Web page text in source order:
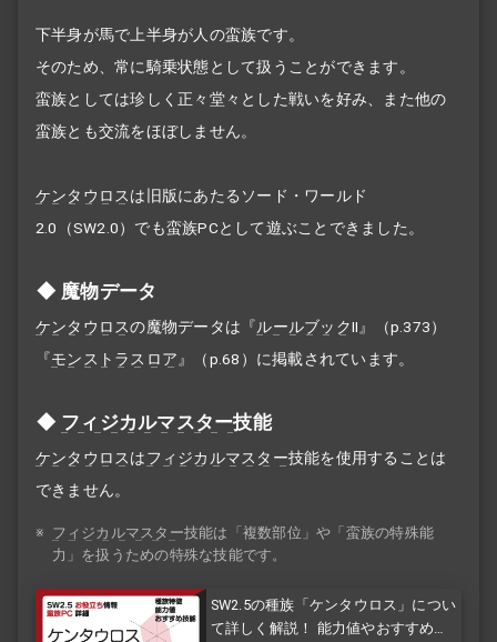
下半身が馬で上半身が人の蛮族です。
そのため、常に騎乗状態として扱うことができます。
蛮族としては珍しく正々堂々とした戦いを好み、また他の
蛮族とも交流をほぼしません。
ケンタウロスは旧版にあたるソード・ワールド
2.0（SW2.0）でも蛮族PCとして遊ぶことできました。
魔物データ
ケンタウロスの魔物データは『ルールブックII』（p.373）
『モンストラスロア』（p.68）に掲載されています。
フィジカルマスター技能
ケンタウロスはフィジカルマスター技能を使用することは
できません。
※ フィジカルマスター技能は「複数部位」や「蛮族の特殊能
力」を扱うための特殊な技能です。
SW2.5の種族「ケンタウロス」につい
て詳しく解説！ 能力値やおすすめ技